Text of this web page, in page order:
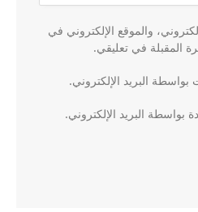
والموقع الإلكتروني في
المقبلة في تعليقي.
بواسطة البريد الإلكتروني.
بواسطة البريد الإلكتروني.